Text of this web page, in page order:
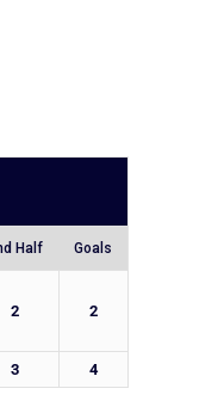
Half Goals
2 2
3 4